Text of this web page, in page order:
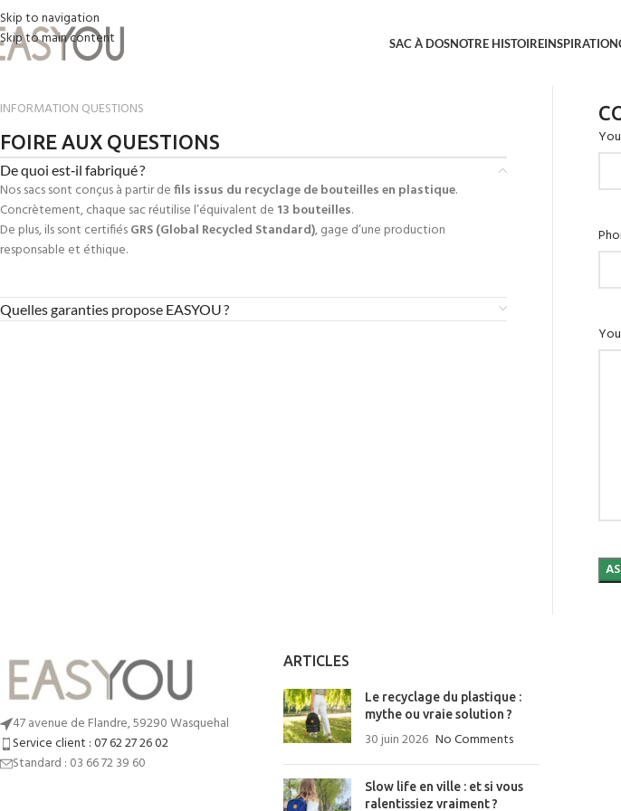
Skip to navigation
Skip to main content
SAC À DOSNOTRE HISTOIREINSPIRATION
INFORMATION QUESTIONS
FOIRE AUX QUESTIONS
De quoi est‑il fabriqué ?
Nos sacs sont conçus à partir defils issus du recyclage de bouteilles en plastique.
Concrètement, chaque sac réutilise l’équivalent de 13 bouteilles.
De plus, ils sont certifiésGRS (Global Recycled Standard), gage d’une production
responsable et éthique.
Quelles garanties propose EASYOU ?
47 avenue de Flandre, 59290 Wasquehal
Service client : 07 62 27 26 02
Standard : 03 66 72 39 60
ARTICLES
Le recyclage du plastique :
mythe ou vraie solution ?
30 juin 2026 No Comments
Slow life en ville : et si vous
ralentissiez vraiment ?